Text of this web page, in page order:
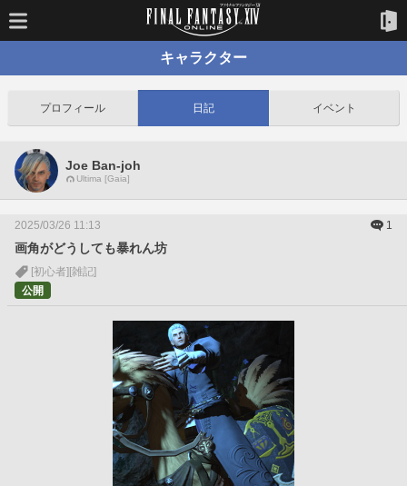
キャラクター
プロフィール 日記 イベント
Joe Ban-joh
Ultima [Gaia]
2025/03/26 11:13 1
画角がどうしても暴れん坊
[初心者] [雑記]
公開